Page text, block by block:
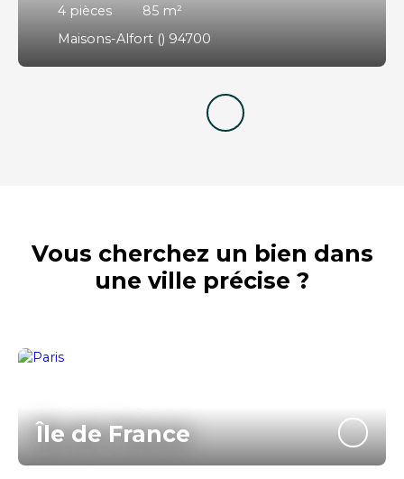
4 pièces 85 m²
Maisons-Alfort () 94700
Vous cherchez un bien dans
une ville précise ?
Île de France